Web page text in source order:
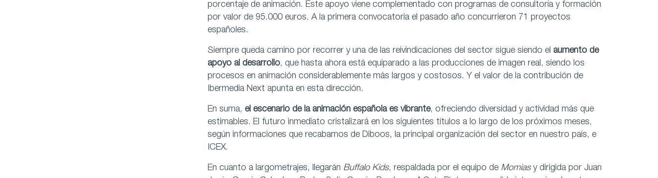
porcentaje de animación. Este apoyo viene complementado con programas de consultoría y formación
por valor de 95.000 euros. A la primera convocatoria el pasado año concurrieron 71 proyectos
españoles.
Siempre queda camino por recorrer y una de las reivindicaciones del sector sigue siendo el aumento de
apoyo al desarrollo, que hasta ahora está equiparado a las producciones de imagen real, siendo los
procesos en animación considerablemente más largos y costosos. Y el valor de la contribución de
Ibermedia Next apunta en esta dirección.
En suma, el escenario de la animación española es vibrante, ofreciendo diversidad y actividad más que
estimables. El futuro inmediato cristalizará en los siguientes títulos a lo largo de los próximos meses,
según informaciones que recabamos de Diboos, la principal organización del sector en nuestro país, e
ICEX.
En cuanto a largometrajes, llegarán Buffalo Kids, respaldada por el equipo de Momiasy dirigida por Juan